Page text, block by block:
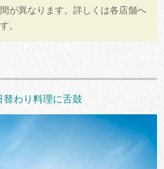
が異なります。詳しくは各店舗へ
。
替わり料理に舌鼓